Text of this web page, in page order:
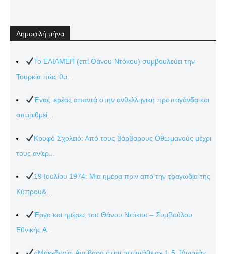
Δημοφιλή μήνα
Το ΕΛΙΑΜΕΠ (επί Θάνου Ντόκου) συμβουλεύει την
Τουρκία πώς θα...
Ένας ιερέας απαντά στην ανθελληνική προπαγάνδα και
απαριθμεί...
Κρυφό Σχολειό: Από τους βάρβαρους Οθωμανούς μέχρι
τους ανίερ...
19 Ιουλίου 1974: Μια ημέρα πριν από την τραγωδία της
Κύπρου&...
Έργα και ημέρες του Θάνου Ντόκου – Συμβούλου
Εθνικής Α...